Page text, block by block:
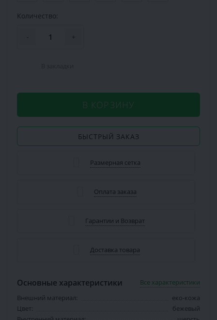
Количество:
- +
В КОРЗИНУ
БЫСТРЫЙ ЗАКАЗ
Размерная сетка
Оплата заказа
Гарантии и Возврат
Доставка товара
Основные характеристики
Все характеристики
Внешний материал:
еко-кожа
Цвет:
бежевый